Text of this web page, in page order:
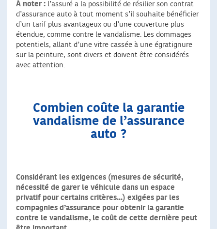
À noter : l’assuré a la possibilité de résilier son contrat
d’assurance auto à tout moment s’il souhaite bénéficier
d’un tarif plus avantageux ou d’une couverture plus
étendue, comme contre le vandalisme. Les dommages
potentiels, allant d’une vitre cassée à une égratignure
sur la peinture, sont divers et doivent être considérés
avec attention.
Combien coûte la garantie
vandalisme de l’assurance
auto ?
Considérant les exigences (mesures de sécurité,
nécessité de garer le véhicule dans un espace
privatif pour certains critères...) exigées par les
compagnies d’assurance pour obtenir la garantie
contre le vandalisme, le coût de cette dernière peut